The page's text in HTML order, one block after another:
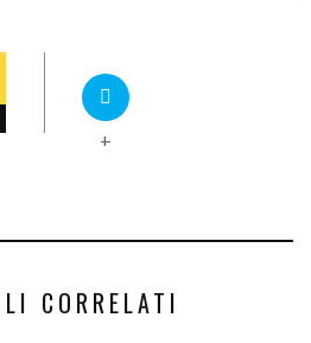
+
CORRELATI